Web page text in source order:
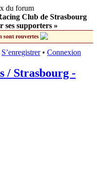
Club de Strasbourg
ses supporters »
sont rouvertes
S’enregistrer• Connexion
/ Strasbourg -